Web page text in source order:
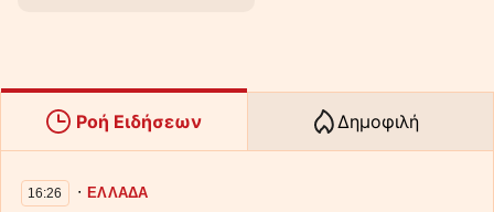
Ροή Ειδήσεων Δημοφιλή
16:26 ∙ΕΛΛΑΔΑ